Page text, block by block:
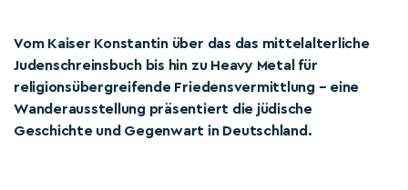
Vom Kaiser Konstantin über das das mittelalterliche
Judenschreinsbuch bis hin zu Heavy Metal für
religionsübergreifende Friedensvermittlung – eine
Wanderausstellung präsentiert die jüdische
Geschichte und Gegenwart in Deutschland.